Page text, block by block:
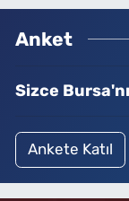
Anket
Sizce
Ankete Katıl